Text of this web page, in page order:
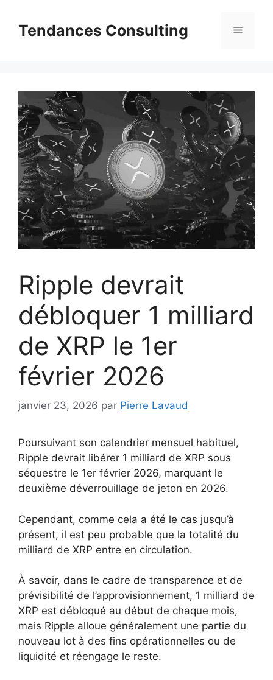
contenuTendances Consulting Menu
Ripple devrait
débloquer 1 milliard
de XRP le 1er
février 2026
janvier 23, 2026 par Pierre Lavaud
Poursuivant son calendrier mensuel habituel,
Ripple devrait libérer 1 milliard de XRP sous
séquestre le 1er février 2026, marquant le
deuxième déverrouillage de jeton en 2026.
Cependant, comme cela a été le cas jusqu’à
présent, il est peu probable que la totalité du
milliard de XRP entre en circulation.
À savoir, dans le cadre de transparence et de
prévisibilité de l’approvisionnement, 1 milliard de
XRP est débloqué au début de chaque mois,
mais Ripple alloue généralement une partie du
nouveau lot à des fins opérationnelles ou de
liquidité et réengage le reste.